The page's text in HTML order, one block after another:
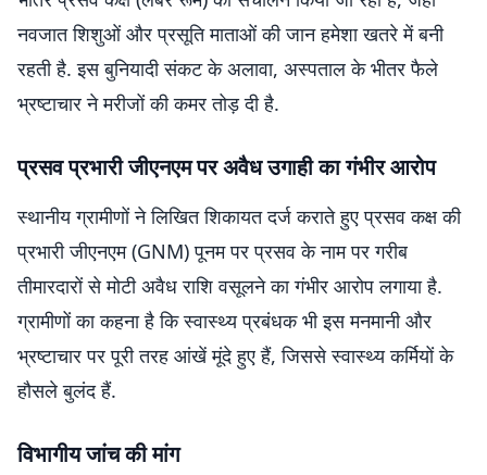
नवजात शिशुओं और प्रसूति माताओं की जान हमेशा खतरे में बनी
रहती है. इस बुनियादी संकट के अलावा, अस्पताल के भीतर फैले
भ्रष्टाचार ने मरीजों की कमर तोड़ दी है.
प्रसव प्रभारी जीएनएम पर अवैध उगाही का गंभीर आरोप
स्थानीय ग्रामीणों ने लिखित शिकायत दर्ज कराते हुए प्रसव कक्ष की
प्रभारी जीएनएम (GNM) पूनम पर प्रसव के नाम पर गरीब
तीमारदारों से मोटी अवैध राशि वसूलने का गंभीर आरोप लगाया है.
ग्रामीणों का कहना है कि स्वास्थ्य प्रबंधक भी इस मनमानी और
भ्रष्टाचार पर पूरी तरह आंखें मूंदे हुए हैं, जिससे स्वास्थ्य कर्मियों के
हौसले बुलंद हैं.
विभागीय जांच की मांग